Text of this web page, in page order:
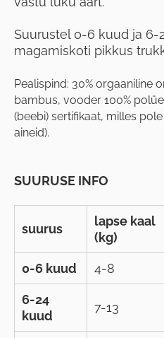
Suurustel 0-6 kuud ja 6-
magamiskoti pikkus
Pealispind: 30% orgaaniline
bambus, vooder 100%
(beebi) sertifikaat, milles
aineid).
SUURUSE INFO
suurus
lapse kaal
(kg)
0-6 kuud 4-8
6-24
kuud
7-13